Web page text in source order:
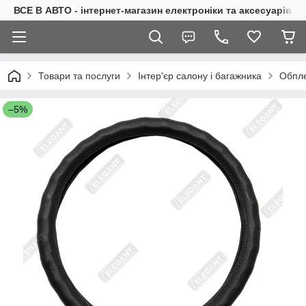
ВСЕ В АВТО - інтернет-магазин електроніки та аксесуарів в
Товари та послуги Інтер'єр салону і багажника
–5%